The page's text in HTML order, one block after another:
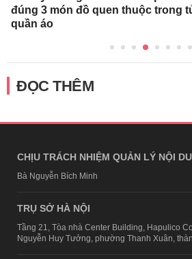
đúng 3 món đồ quen thuộc trong
quần áo
ĐỌC THÊM
CHỊU TRÁCH NHIỆM QUẢN LÝ NỘI
Bà Nguyễn Bích Minh
TRỤ SỞ HÀ NỘI
Tầng 21, Tòa nhà Center Building, Hapulico
Nguyễn Huy Tưởng, phường Thanh Xuân,